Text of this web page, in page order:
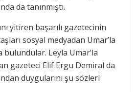
da tanınmıştı.
yitiren başarılı gazetecinin
sosyal medyadan Umar’la
bulundular. Leyla Umar’la
gazeteci Elif Ergu Demiral da
duygularını şu sözleri